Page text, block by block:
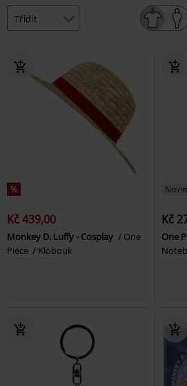
%
Kč 439,00
Monkey D. Luffy - Cosplay
One
Piece
Klobouk
Kč
One